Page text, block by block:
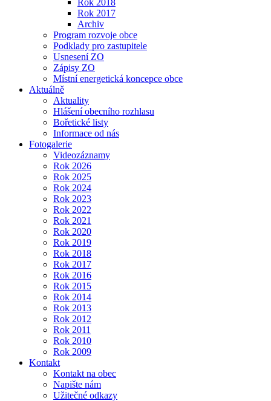
Rok 2018
Rok 2017
Archiv
Program rozvoje obce
Podklady pro zastupitele
Usnesení ZO
Zápisy ZO
Místní energetická koncepce obce
Aktuálně
Aktuality
Hlášení obecního rozhlasu
Bořetické listy
Informace od nás
Fotogalerie
Videozáznamy
Rok 2026
Rok 2025
Rok 2024
Rok 2023
Rok 2022
Rok 2021
Rok 2020
Rok 2019
Rok 2018
Rok 2017
Rok 2016
Rok 2015
Rok 2014
Rok 2013
Rok 2012
Rok 2011
Rok 2010
Rok 2009
Kontakt
Kontakt na obec
Napište nám
Užitečné odkazy